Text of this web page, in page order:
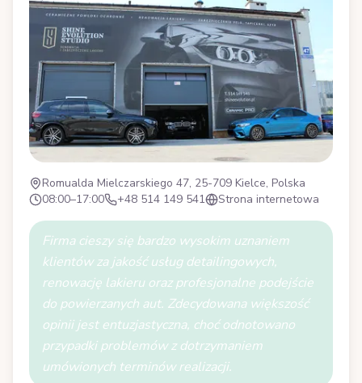
Romualda Mielczarskiego 47, 25-709 Kielce, Polska
08:00–17:00
+48 514 149 541 Strona internetowa
Firma cieszy się bardzo wysokim uznaniem
klientów za jakość usług detailingowych,
renowację lakieru oraz profesjonalne podejście
do powierzanych aut. Zdecydowana większość
opinii jest entuzjastyczna, choć odnotowano
przypadki problemów z dotrzymaniem
umówionych terminów realizacji.